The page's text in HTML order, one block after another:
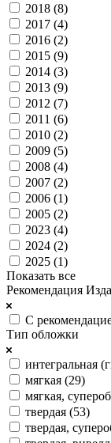
2018 (8)
2017 (4)
2016 (2)
2015 (9)
2014 (3)
2013 (9)
2012 (7)
2011 (6)
2010 (2)
2009 (5)
2008 (4)
2007 (2)
2006 (1)
2005 (2)
2023 (4)
2024 (2)
2025 (1)
Показать все
Рекомендация
С
Тип обложки
интегральная
мягкая (29)
мягкая,
твердая (53)
твердая,